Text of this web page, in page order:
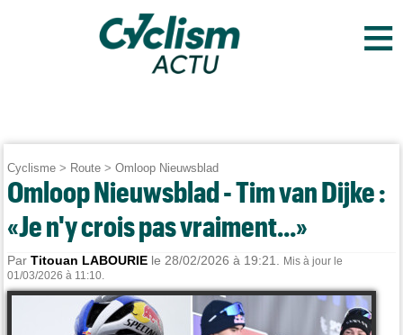
≡
Cyclisme > Route >Omloop Nieuwsblad
Omloop Nieuwsblad - Tim van Dijke :
«Je n'y crois pas vraiment...»
ParTitouan LABOURIE le 28/02/2026 à 19:21.
Mis à jour le
01/03/2026 à 11:10.